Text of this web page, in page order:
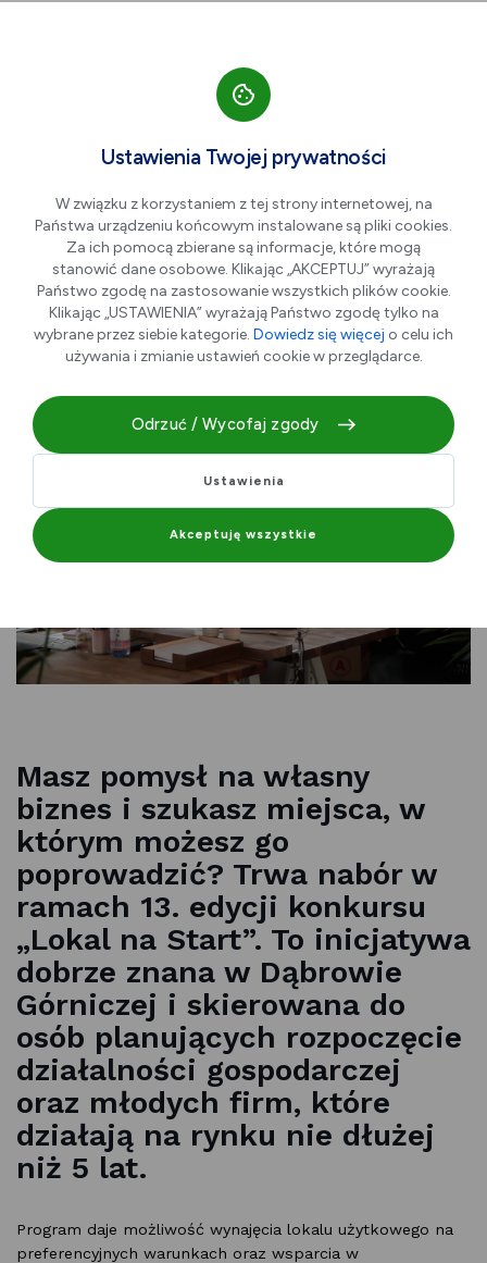
„Lokal na start” czeka na
przedsiębiorców. Nabór do
końca lipca
Masz pomysł na własny
biznes i szukasz miejsca, w
którym możesz go
poprowadzić? Trwa nabór w
ramach 13. edycji konkursu
„Lokal na Start”. To inicjatywa
dobrze znana w Dąbrowie
Górniczej i skierowana do
osób planujących rozpoczęcie
działalności gospodarczej
oraz młodych firm, które
działają na rynku nie dłużej
niż 5 lat.
Program daje możliwość wynajęcia lokalu użytkowego na
preferencyjnych warunkach oraz wsparcia w
Ustawienia Twojej prywatności
W związku z korzystaniem z tej strony internetowej, na
Państwa urządzeniu końcowym instalowane są pliki cookies.
Za ich pomocą zbierane są informacje, które mogą
stanowić dane osobowe. Klikając „AKCEPTUJ” wyrażają
Państwo zgodę na zastosowanie wszystkich plików cookie.
Klikając „USTAWIENIA” wyrażają Państwo zgodę tylko na
wybrane przez siebie kategorie. Dowiedz się więcej o celu ich
używania i zmianie ustawień cookie w przeglądarce.
Odrzuć / Wycofaj zgody
Ustawienia
Akceptuję wszystkie